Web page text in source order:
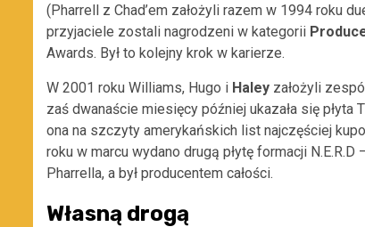
(Pharrell z Chad’em założyli razem w 1994 roku
przyjaciele zostali nagrodzeni w kategorii
Awards. Był to kolejny krok w karierze.
W 2001 roku Williams, Hugo i Haley założyli
zaś dwanaście miesięcy później ukazała się płyta
ona na szczyty amerykańskich list najczęściej
roku w marcu wydano drugą płytę formacji N.E.R.D
Pharrella, a był producentem całości.
Własną drogą